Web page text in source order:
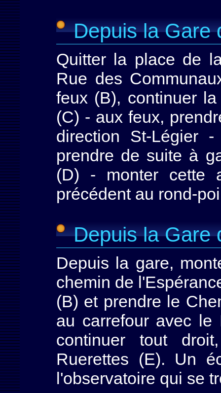
Depuis la Gare
Quitter la place de
Rue des
feux (B), continuer
(C) - aux feux,
direction St-Légier
prendre de suite à
(D) - monter cette
précédent au rond-
Depuis la Gare
Depuis la gare,
chemin de
(B) et prendre le
au carrefour avec le
continuer tout
Ruerettes (E). Un
l'observatoire qui se